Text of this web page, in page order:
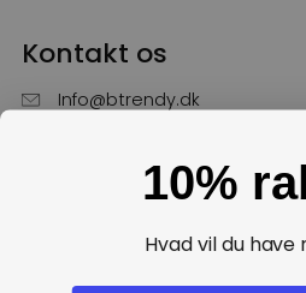
Kontakt os
Info@btrendy.dk
Hverdage fra kl. 10 - 16
10%
Hvad vil du